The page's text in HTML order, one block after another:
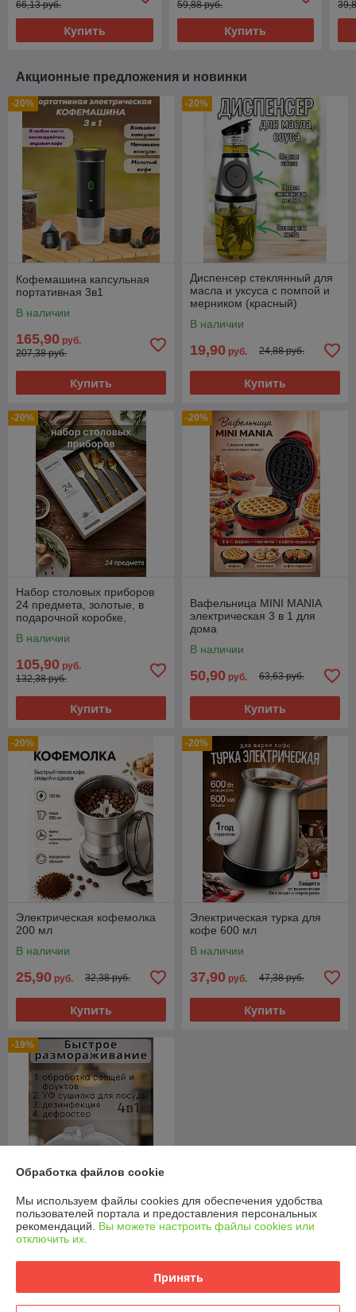
66,13 руб.
Купить
59,88 руб.
Купить
Акционные предложения и новинки
-20%
Кофемашина капсульная
портативная 3в1
В наличии
165,90 руб.
207,38 руб.
Купить
-20%
Диспенсер стеклянный для
масла и уксуса с помпой и
мерником (красный)
В наличии
19,90 руб. 24,88 руб.
Купить
-20%
Набор столовых приборов
24 предмета, золотые, в
подарочной коробке,
В наличии
105,90 руб.
132,38 руб.
Купить
-20%
Вафельница MINI MANIA
электрическая 3 в 1 для
дома
В наличии
50,90 руб. 63,63 руб.
Купить
-20%
Электрическая кофемолка
200 мл
В наличии
25,90 руб. 32,38 руб.
Купить
-20%
Электрическая турка для
кофе 600 мл
В наличии
37,90 руб. 47,38 руб.
Купить
-19%
Размораживатель для
продуктов со
стерилизатором
В наличии
49,75руб. 61,69 руб.
Обработка файлов cookie
Мы используем файлы cookies для обеспечения удобства
пользователей портала и предоставления персональных
рекомендаций. Вы можете настроить файлы cookies или
отключить их.
Принять